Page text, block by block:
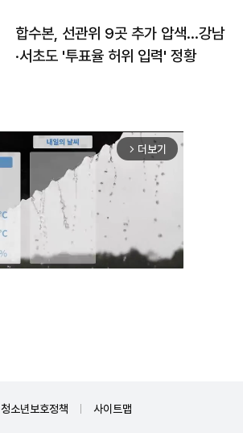
합수본, 선관위 9곳 추가 압색…강남
·서초도 '투표율 허위 입력' 정황
arrow_forward_ios 더보기
청소년보호정책 사이트맵